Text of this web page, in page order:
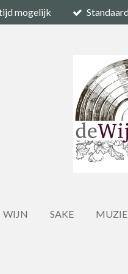
mogelijk
WIJN SAKE